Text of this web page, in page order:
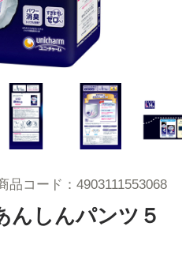
んしんパンツ５
品コード 4903111553068